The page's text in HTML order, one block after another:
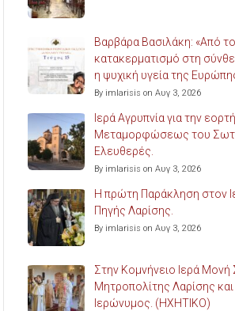
Βαρβάρα Βασιλάκη: «Από
κατακερματισμό στη
η ψυχική υγεία της
By imlarisis on Αυγ 3, 2026
Ιερά Αγρυπνία για την
Μεταμορφώσεως του
Ελευθερές.
By imlarisis on Αυγ 3, 2026
Η πρώτη Παράκληση στον
Πηγής Λαρίσης.
By imlarisis on Αυγ 3, 2026
Στην Κομνήνειο Ιερά Μονή
Μητροπολίτης Λαρίσης
Ιερώνυμος. (ΗΧΗΤΙΚΟ)